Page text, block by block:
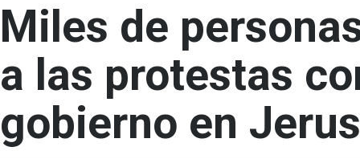
Miles de
a las protestas
gobierno en